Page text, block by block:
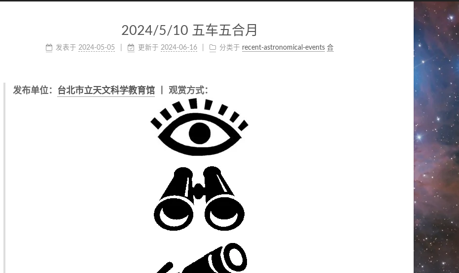
2024/5/10 五车五合月
发表于 2024-05-05 更新于 2024-06-16 分类于 recent-astronomical-events ，
合
发布单位： 台北市立天文科学教育馆 丨 观赏方式：